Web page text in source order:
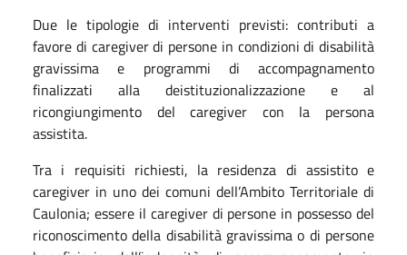
Due le tipologie di interventi previsti: contributi a
favore di caregiver di persone in condizioni di disabilità
gravissima e programmi di accompagnamento
finalizzati alla deistituzionalizzazione e al
ricongiungimento del caregiver con la persona
assistita.
Tra i requisiti richiesti, la residenza di assistito e
caregiver in uno dei comuni dell’Ambito Territoriale di
Caulonia; essere il caregiver di persone in possesso del
riconoscimento della disabilità gravissima o di persone